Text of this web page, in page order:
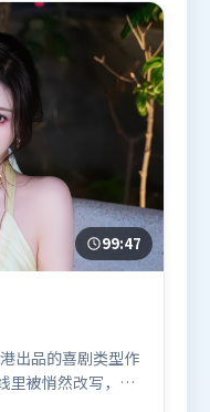
99:47
出品的喜剧类型作
里被悄然改写，人
场面设计讲究空